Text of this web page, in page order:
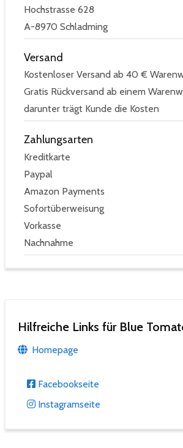
Hochstrasse 628
A-8970 Schladming
Versand
Kostenloser Versand ab 40 €
Gratis Rückversand ab einem
darunter trägt Kunde die Kosten
Zahlungsarten
Kreditkarte
Paypal
Amazon Payments
Sofortüberweisung
Vorkasse
Nachnahme
Hilfreiche Links für Blue
Homepage
Facebookseite
Instagramseite